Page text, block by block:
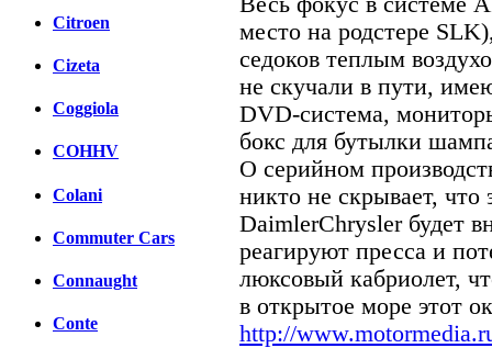
Citroen
Cizeta
Coggiola
COHHV
Colani
Commuter Cars
Connaught
Conte
место на родстере
седоков теплым
не скучали в пути,
DVD-система,
бокс для бутылки
О серийном
никто не скрывает, что
DaimlerChrysler будет
реагируют пресса и
люксовый кабриолет,
в открытое море этот
http://